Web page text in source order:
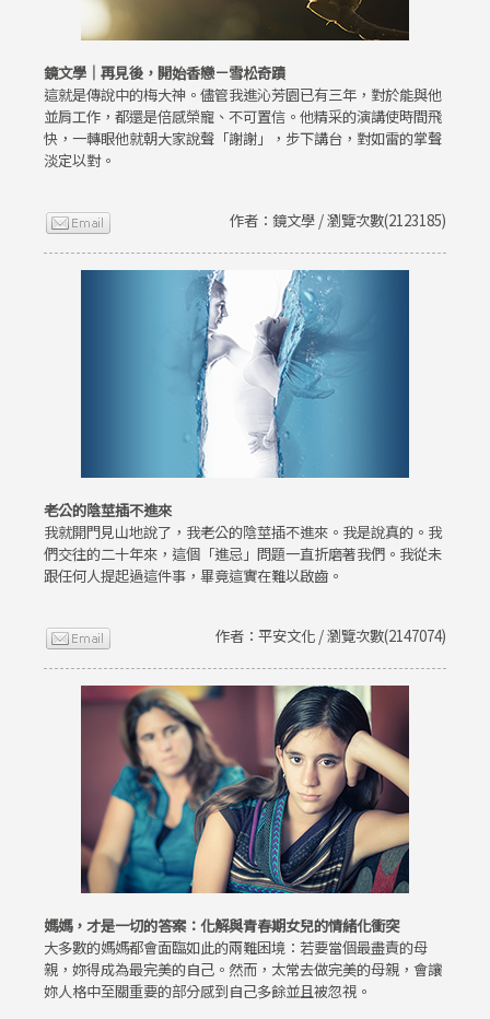
鏡文學｜再見後，開始香戀－雪松奇蹟
這就是傳說中的梅大神。儘管我進沁芳園已有三年，對於能與他
並肩工作，都還是倍感榮寵、不可置信。他精采的演講使時間飛
快，一轉眼他就朝大家說聲「謝謝」，步下講台，對如雷的掌聲
淡定以對。
作者：鏡文學 / 瀏覽次數(2123185)
老公的陰莖插不進來
我就開門見山地說了，我老公的陰莖插不進來。我是說真的。我
們交往的二十年來，這個「進忌」問題一直折磨著我們。我從未
跟任何人提起過這件事，畢竟這實在難以啟齒。
作者：平安文化 / 瀏覽次數(2147074)
媽媽，才是一切的答案：化解與青春期女兒的情緒化衝突
大多數的媽媽都會面臨如此的兩難困境：若要當個最盡責的母
親，妳得成為最完美的自己。然而，太常去做完美的母親，會讓
妳人格中至關重要的部分感到自己多餘並且被忽視。